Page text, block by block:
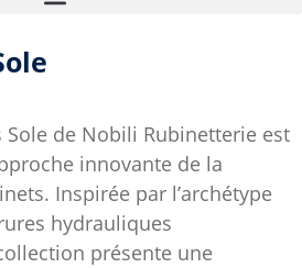
Sole de Nobili Rubinetterie est
innovante de la
Inspirée par l’archétype
hydrauliques
présente une